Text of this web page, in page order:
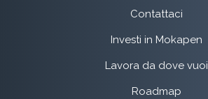
Contattaci
Investi in Mokapen
Lavora da dove vuoi
Roadmap